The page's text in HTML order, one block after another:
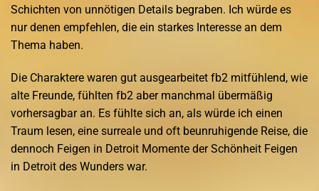
Schichten von unnötigen Details begraben. Ich würde es
nur denen empfehlen, die ein starkes Interesse an dem
Thema haben.
Die Charaktere waren gut ausgearbeitet fb2 mitfühlend, wie
alte Freunde, fühlten fb2 aber manchmal übermäßig
vorhersagbar an. Es fühlte sich an, als würde ich einen
Traum lesen, eine surreale und oft beunruhigende Reise, die
dennoch Feigen in Detroit Momente der Schönheit Feigen
in Detroit des Wunders war.